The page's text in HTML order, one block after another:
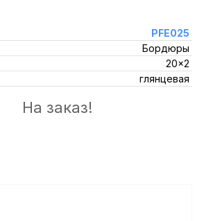
PFE025
Бордюры
20x2
глянцевая
На заказ!